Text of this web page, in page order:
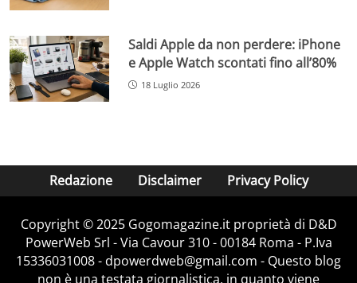
Saldi Apple da non perdere: iPhone
e Apple Watch scontati fino all’80%
18 Luglio 2026
Redazione Disclaimer Privacy Policy
Copyright © 2025 Gogomagazine.it proprietà di D&D
PowerWeb Srl - Via Cavour 310 - 00184 Roma - P.Iva
15336031008 - dpowerdweb@gmail.com - Questo blog
non è una testata giornalistica, in quanto viene